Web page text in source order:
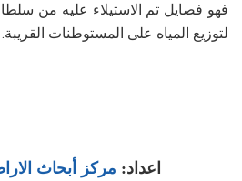
فهو فصايل تم الاستيلاء عليه من
لتوزيع المياه على المستوطنات القريبة.
اعداد: مركز أبحاث